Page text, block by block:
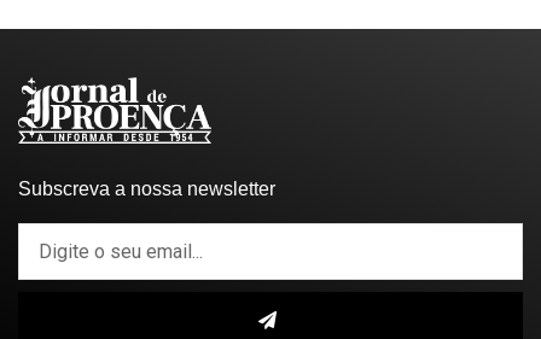
Subscreva a nossa newsletter